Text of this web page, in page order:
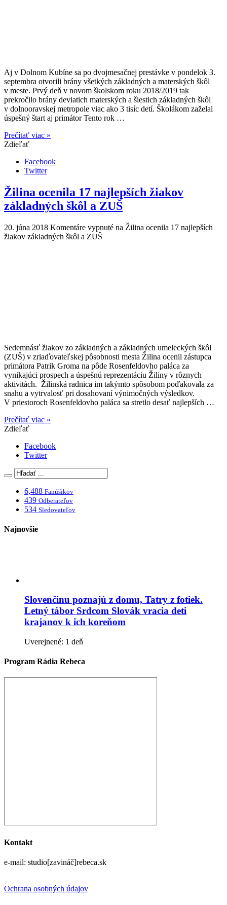
Aj v Dolnom Kubíne sa po dvojmesačnej prestávke v pondelok 3.
septembra otvorili brány všetkých základných a materských škôl
v meste. Prvý deň v novom školskom roku 2018/2019 tak
prekročilo brány deviatich materských a šiestich základných škôl
v dolnooravskej metropole viac ako 3 tisíc detí. Školákom zaželal
úspešný štart aj primátor Tento rok …
Prečítať viac »
Zdieľať
Facebook
Twitter
Žilina ocenila 17 najlepších žiakov
základných škôl a ZUŠ
20. júna 2018 Komentáre vypnuté na Žilina ocenila 17 najlepších
žiakov základných škôl a ZUŠ
Sedemnásť žiakov zo základných a základných umeleckých škôl
(ZUŠ) v zriaďovateľskej pôsobnosti mesta Žilina ocenil zástupca
primátora Patrik Groma na pôde Rosenfeldovho paláca za
vynikajúci prospech a úspešnú reprezentáciu Žiliny v rôznych
aktivitách. Žilinská radnica im takýmto spôsobom poďakovala za
snahu a vytrvalosť pri dosahovaní výnimočných výsledkov.
V priestoroch Rosenfeldovho paláca sa stretlo desať najlepších …
Prečítať viac »
Zdieľať
Facebook
Twitter
6,488 Fanúšikov
439 Odberateľov
534 Sledovateľov
Najnovšie
Slovenčinu poznajú z domu, Tatry z fotiek.
Letný tábor Srdcom Slovák vracia deti
krajanov k ich koreňom
Uverejnené: 1 deň
Program Rádia Rebeca
Kontakt
e-mail: studio[zavináč]rebeca.sk
Ochrana osobných údajov